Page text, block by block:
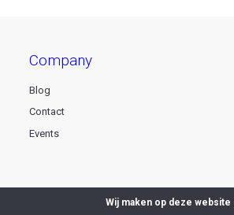
company
Blog
Contact
Events
Wij maken op deze